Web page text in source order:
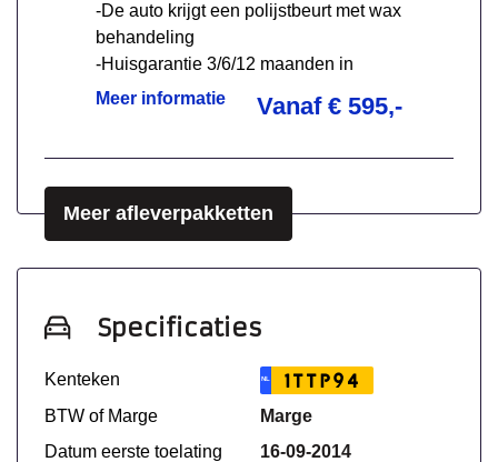
-De auto krijgt een polijstbeurt met wax
behandeling
-Huisgarantie 3/6/12 maanden in
overleg
Meer informatie Vanaf € 595,-
Meer afleverpakketten
Specificaties
Kenteken NL 1TTP94
BTW of Marge
Marge
Datum eerste toelating
16-09-2014